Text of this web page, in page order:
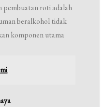
pembuatan roti adalah
beralkohol tidak
komponen utama